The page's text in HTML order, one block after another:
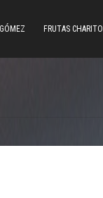
FRUTAS CHARITO